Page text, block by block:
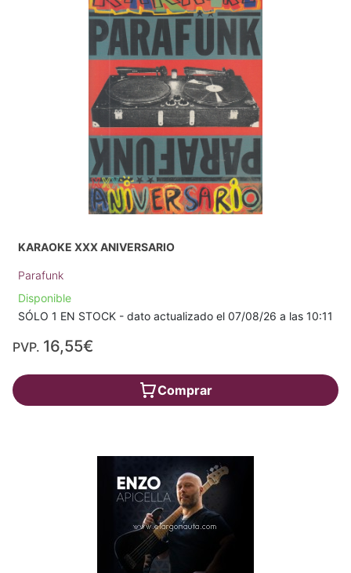
KARAOKE XXX ANIVERSARIO
Parafunk
Disponible
SÓLO 1 EN STOCK - dato actualizado el 07/08/26 a las 10:11
PVP. 16,55€
Comprar